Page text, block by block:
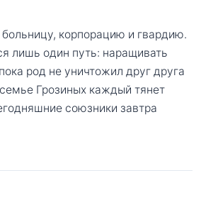
корпорацию и гвардию.
лишь один путь: наращивать
род не уничтожил друг друга
Грозиных каждый тянет
союзники завтра